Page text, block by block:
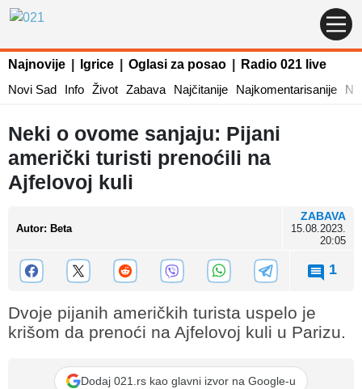
Najnovije Igrice Oglasi za posao
Radio 021 live
Novi Sad
Info Život Zabava Najčitanije Najkomentarisanije
Neki o ovome sanjaju: Pijani
američki turisti prenoćili na
Ajfelovoj kuli
Autor: Beta
ZABAVA
15.08.2023.
20:05
1
Dvoje pijanih američkih turista uspelo je
krišom da prenoći na Ajfelovoj kuli u Parizu.
Dodaj 021.rs kao glavni izvor na Google-u